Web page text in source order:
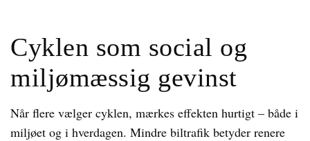
Cyklen som social og
miljømæssig gevinst
Når flere vælger cyklen, mærkes effekten hurtigt – både i
miljøet og i hverdagen. Mindre biltrafik betyder renere